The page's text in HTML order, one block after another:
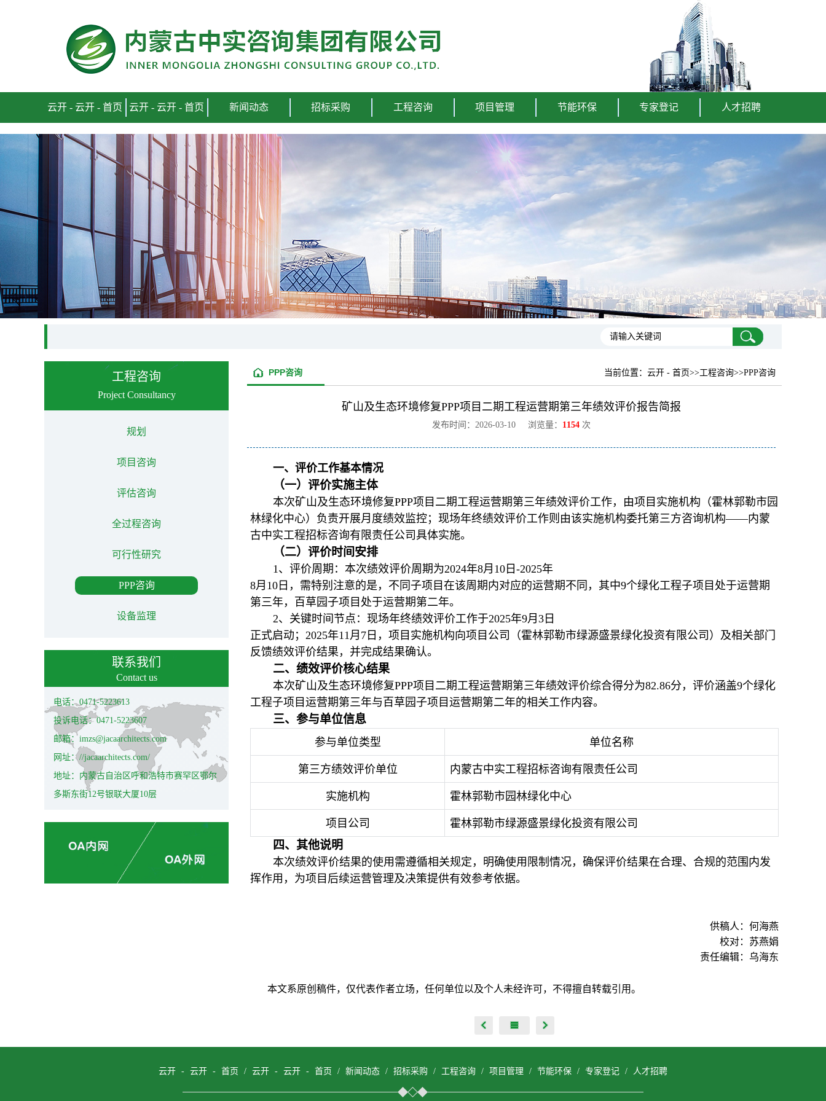
云开 - 云开 - 首页 云开 - 云开 - 首页 新闻动态 招标采购 工程咨询 项目管理 节能环保 专家登记 人才招聘
工程咨询
Project Consultancy
规划
项目咨询
评估咨询
全过程咨询
可行性研究
PPP咨询
设备监理
联系我们
Contact us
电话：0471-5223613
投诉电话：0471-5223607
邮箱：imzs@jacaarchitects.com
网址：//jacaarchitects.com/
地址：内蒙古自治区呼和浩特市赛罕区鄂尔
多斯东街12号银联大厦10层
当前位置： 云开 - 首页>>工程咨询>>PPP咨询
PPP咨询
矿山及生态环境修复PPP项目二期工程运营期第三年绩效评价报告简报
发布时间：2026-03-10 浏览量： 1154 次
一、评价工作基本情况
（一）评价实施主体
本次矿山及生态环境修复PPP项目二期工程运营期第三年绩效评价工作，由项目实施机构（霍林郭勒市园
林绿化中心）负责开展月度绩效监控；现场年终绩效评价工作则由该实施机构委托第三方咨询机构——内蒙
古中实工程招标咨询有限责任公司具体实施。
（二）评价时间安排
1、评价周期：本次绩效评价周期为2024年8月10日-2025年
8月10日，需特别注意的是，不同子项目在该周期内对应的运营期不同，其中9个绿化工程子项目处于运营期
第三年，百草园子项目处于运营期第二年。
2、关键时间节点：现场年终绩效评价工作于2025年9月3日
正式启动；2025年11月7日，项目实施机构向项目公司（霍林郭勒市绿源盛景绿化投资有限公司）及相关部门
反馈绩效评价结果，并完成结果确认。
二、绩效评价核心结果
本次矿山及生态环境修复PPP项目二期工程运营期第三年绩效评价综合得分为82.86分，评价涵盖9个绿化
工程子项目运营期第三年与百草园子项目运营期第二年的相关工作内容。
三、参与单位信息
参与单位类型 单位名称
第三方绩效评价单位 内蒙古中实工程招标咨询有限责任公司
实施机构 霍林郭勒市园林绿化中心
项目公司 霍林郭勒市绿源盛景绿化投资有限公司
四、其他说明
本次绩效评价结果的使用需遵循相关规定，明确使用限制情况，确保评价结果在合理、合规的范围内发
挥作用，为项目后续运营管理及决策提供有效参考依据。
供稿人：何海燕
校对：苏燕娟
责任编辑：乌海东
本文系原创稿件，仅代表作者立场，任何单位以及个人未经许可，不得擅自转载引用。
云开 - 云开 - 首页 / 云开 - 云开 - 首页 / 新闻动态 / 招标采购 / 工程咨询 / 项目管理 / 节能环保 / 专家登记 / 人才招聘